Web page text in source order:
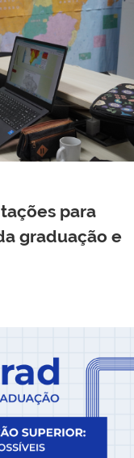
para
graduação e